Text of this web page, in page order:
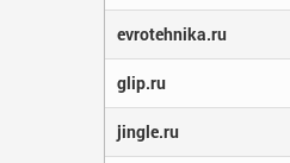
evrotehnika.ru
glip.ru
jingle.ru